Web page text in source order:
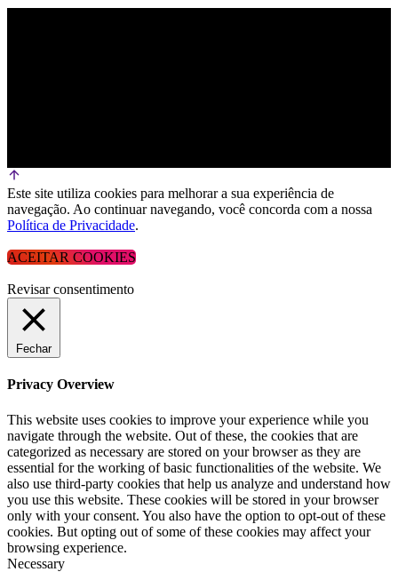
Este site utiliza cookies para melhorar a sua experiência de
navegação. Ao continuar navegando, você concorda com a nossa
Política de Privacidade.
ACEITAR COOKIES
Revisar consentimento
Fechar
Privacy Overview
This website uses cookies to improve your experience while you
navigate through the website. Out of these, the cookies that are
categorized as necessary are stored on your browser as they are
essential for the working of basic functionalities of the website. We
also use third-party cookies that help us analyze and understand how
you use this website. These cookies will be stored in your browser
only with your consent. You also have the option to opt-out of these
cookies. But opting out of some of these cookies may affect your
browsing experience.
Necessary